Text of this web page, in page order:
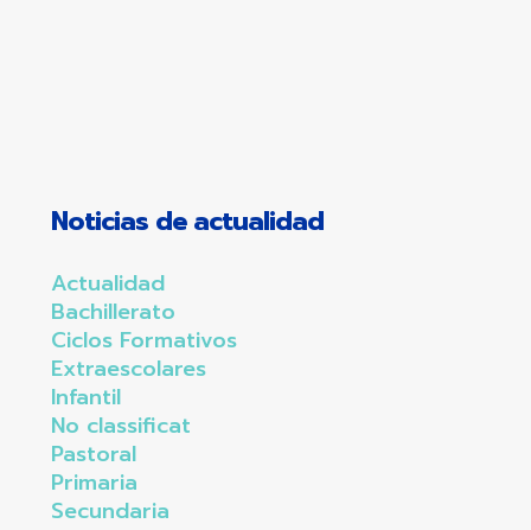
Noticias de actualidad
Actualidad
Bachillerato
Ciclos Formativos
Extraescolares
Infantil
No classificat
Pastoral
Primaria
Secundaria